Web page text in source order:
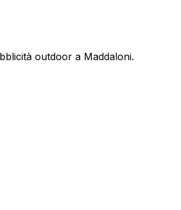
outdoor a Maddaloni.